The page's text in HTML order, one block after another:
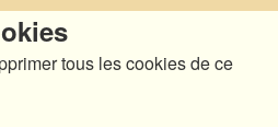
tous les cookies de ce